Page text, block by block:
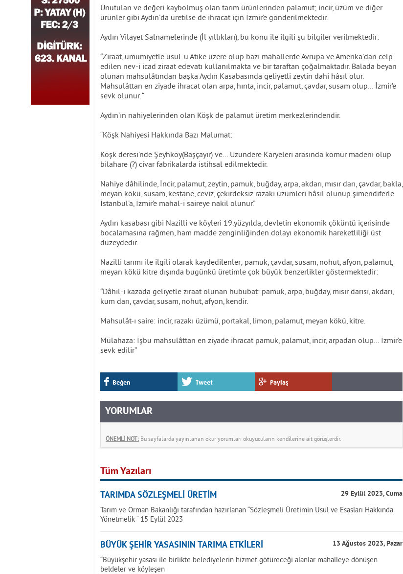
Unutulan ve değeri kaybolmuş olan tarım ürünlerinden palamut; incir, üzüm ve diğer
ürünler gibi Aydın’da üretilse de ihracat için İzmir’e gönderilmektedir.
Aydın Vilayet Salnamelerinde (İl yıllıkları), bu konu ile ilgili şu bilgiler verilmektedir:
“Ziraat, umumiyetle usul-u Atike üzere olup bazı mahallerde Avrupa ve Amerika’dan celp
edilen nev-i icad ziraat edevatı kullanılmakta ve bir taraftan çoğalmaktadır. Balada beyan
olunan mahsulâtından başka Aydın Kasabasında geliyetli zeytin dahi hâsıl olur.
Mahsulâttan en ziyade ihracat olan arpa, hınta, incir, palamut, çavdar, susam olup… İzmir’e
sevk olunur. “
Aydın’ın nahiyelerinden olan Köşk de palamut üretim merkezlerindendir.
“Köşk Nahiyesi Hakkında Bazı Malumat:
Köşk deresi’nde Şeyhköy(Başçayır) ve… Uzundere Karyeleri arasında kömür madeni olup
bilahare (?) civar fabrikalarda istihsal edilmektedir.
Nahiye dâhilinde, İncir, palamut, zeytin, pamuk, buğday, arpa, akdarı, mısır darı, çavdar, bakla,
meyan kökü, susam, kestane, ceviz, çekirdeksiz razaki üzümleri hâsıl olunup şimendiferle
İstanbul’a, İzmir’e mahal-i saireye nakil olunur.”
Aydın kasabası gibi Nazilli ve köyleri 19.yüzyılda, devletin ekonomik çöküntü içerisinde
bocalamasına rağmen, ham madde zenginliğinden dolayı ekonomik hareketliliği üst
düzeydedir.
Nazilli tarımı ile ilgili olarak kaydedilenler; pamuk, çavdar, susam, nohut, afyon, palamut,
meyan kökü kitre dışında bugünkü üretimle çok büyük benzerlikler göstermektedir:
“Dâhil-i kazada geliyetle ziraat olunan hububat: pamuk, arpa, buğday, mısır darısı, akdarı,
kum darı, çavdar, susam, nohut, afyon, kendir.
Mahsulât-ı saire: incir, razakı üzümü, portakal, limon, palamut, meyan kökü, kitre.
Mülahaza: İşbu mahsulâttan en ziyade ihracat pamuk, palamut, incir, arpadan olup… İzmir’e
sevk edilir”
Beğen Tweet Paylaş
YORUMLAR
ÖNEMLİ NOT: Bu sayfalarda yayınlanan okur yorumları okuyucuların kendilerine ait görüşlerdir.
Tüm Yazıları
TARIMDA SÖZLEŞMELİ ÜRETİM 29 Eylül 2023, Cuma
Tarım ve Orman Bakanlığı tarafından hazırlanan “Sözleşmeli Üretimin Usul ve Esasları Hakkında
Yönetmelik “ 15 Eylül 2023
BÜYÜK ŞEHİR YASASININ TARIMA ETKİLERİ 13 Ağustos 2023, Pazar
“Büyükşehir yasası ile birlikte belediyelerin hizmet götüreceği alanlar mahalleye dönüşen
beldeler ve köyleşen